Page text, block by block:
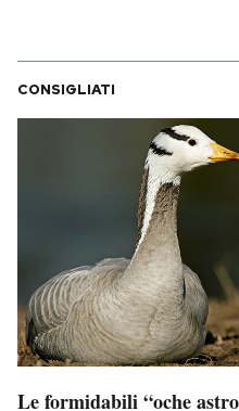
CONSIGLIATI
Le formidabili “oche